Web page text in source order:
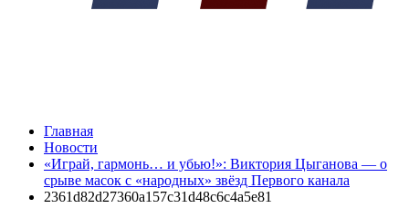
Главная
Новости
«Играй, гармонь… и убью!»: Виктория Цыганова — о
срыве масок с «народных» звёзд Первого канала
2361d82d27360a157c31d48c6c4a5e81